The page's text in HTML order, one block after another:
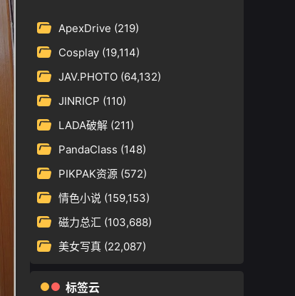
ApexDrive (219)
Cosplay (19,114)
JAV.PHOTO (64,132)
JINRICP (110)
LADA破解 (211)
PandaClass (148)
PIKPAK资源 (572)
情色小说 (159,153)
磁力总汇 (103,688)
美女写真 (22,087)
标签云